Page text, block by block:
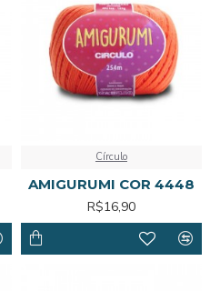
Círculo
AMIGURUMI COR 4448
R$16,90